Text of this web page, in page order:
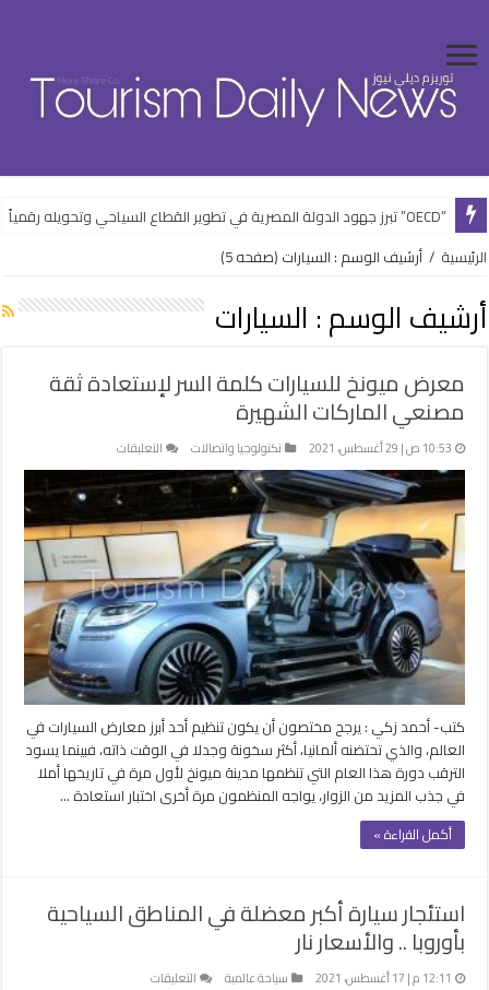
“الشباب” تفتتح فعاليات الأنشطة الرياضية بالعلمين الجديدة ضمن خطتها
الرئيسية / أرشيف الوسم : السيارات (صفحه 5)
أرشيف الوسم : السيارات
معرض ميونخ للسيارات كلمة السر لإستعادة ثقة
مصنعي الماركات الشهيرة
10:53 ص | 29 أغسطس، 2021 تكنولوجيا واتصالات التعليقات
معرض
ميونخ
للسيارات
كلمة
السر
لإستعادة
ثقة
مصنعي
الماركات
الشهيرة
مغلقة
كتب- أحمد زكي : يرجح مختصون أن يكون تنظيم أحد أبرز معارض السيارات في
العالم، والذي تحتضنه ألمانيا، أكثر سخونة وجدلا في الوقت ذاته، فبينما يسود
الترقب دورة هذا العام التي تنظمها مدينة ميونخ لأول مرة في تاريخها أملا
في جذب المزيد من الزوار، يواجه المنظمون مرة أخرى اختبار استعادة …
أكمل القراءة »
استئجار سيارة أكبر معضلة في المناطق السياحية
بأوروبا .. والأسعار نار
12:11 م | 17 أغسطس، 2021 سياحة عالمية التعليقات